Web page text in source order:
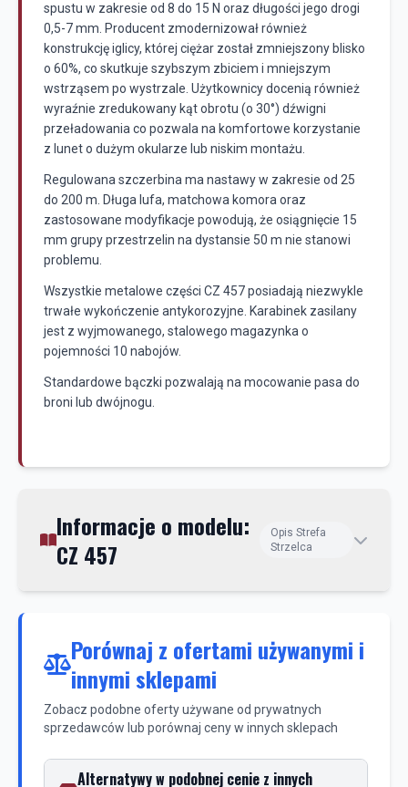
spustu w zakresie od 8 do 15 N oraz długości jego drogi
0,5-7 mm. Producent zmodernizował również
konstrukcję iglicy, której ciężar został zmniejszony blisko
o 60%, co skutkuje szybszym zbiciem i mniejszym
wstrząsem po wystrzale. Użytkownicy docenią również
wyraźnie zredukowany kąt obrotu (o 30°) dźwigni
przeładowania co pozwala na komfortowe korzystanie
z lunet o dużym okularze lub niskim montażu.
Regulowana szczerbina ma nastawy w zakresie od 25
do 200 m. Długa lufa, matchowa komora oraz
zastosowane modyfikacje powodują, że osiągnięcie 15
mm grupy przestrzelin na dystansie 50 m nie stanowi
problemu.
Wszystkie metalowe części CZ 457 posiadają niezwykle
trwałe wykończenie antykorozyjne. Karabinek zasilany
jest z wyjmowanego, stalowego magazynka o
pojemności 10 nabojów.
Standardowe bączki pozwalają na mocowanie pasa do
broni lub dwójnogu.
Informacje o modelu:
CZ 457
Opis Strefa
Strzelca
Porównaj z ofertami używanymi i
innymi sklepami
Zobacz podobne oferty używane od prywatnych
sprzedawców lub porównaj ceny w innych sklepach
Alternatywy w podobnej cenie z innych